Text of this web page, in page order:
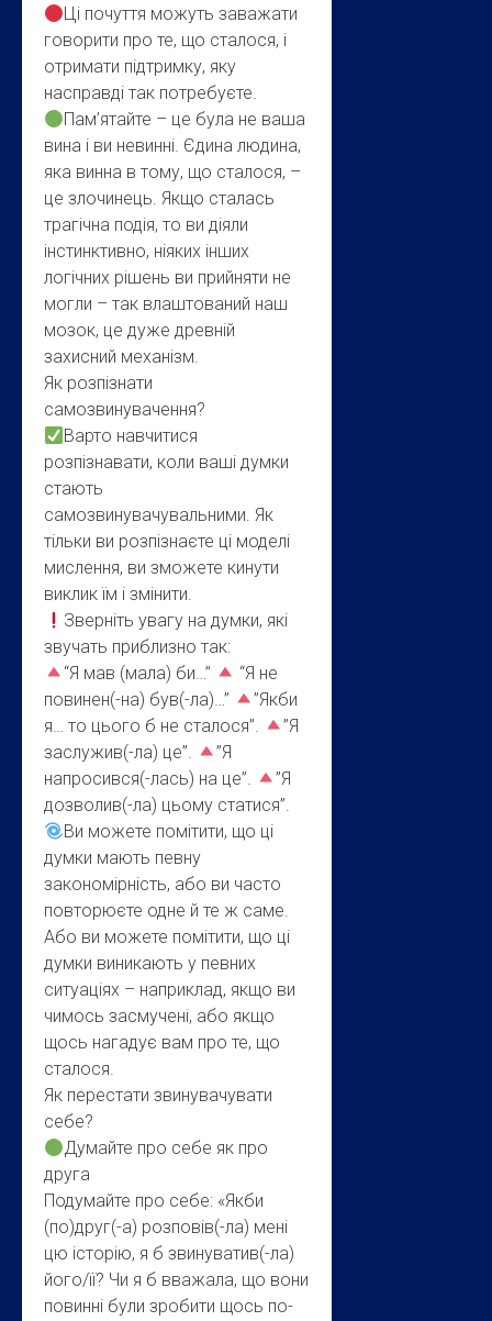
Ці почуття можуть заважати
говорити про те, що сталося, і
отримати підтримку, яку
насправді так потребуєте.
Пам’ятайте – це була не ваша
вина і ви невинні. Єдина людина,
яка винна в тому, що сталося, –
це злочинець. Якщо сталась
трагічна подія, то ви діяли
інстинктивно, ніяких інших
логічних рішень ви прийняти не
могли – так влаштований наш
мозок, це дуже древній
захисний механізм.
Як розпізнати
самозвинувачення?
Варто навчитися
розпізнавати, коли ваші думки
стають
самозвинувачувальними. Як
тільки ви розпізнаєте ці моделі
мислення, ви зможете кинути
виклик їм і змінити.
Зверніть увагу на думки, які
звучать приблизно так:
“Я мав (мала) би…”
“Я не
повинен(-на) був(-ла)…”
”Якби
я… то цього б не сталося”.
”Я
заслужив(-ла) це”.
”Я
напросився(-лась) на це”.
”Я
дозволив(-ла) цьому статися”.
Ви можете помітити, що ці
думки мають певну
закономірність, або ви часто
повторюєте одне й те ж саме.
Або ви можете помітити, що ці
думки виникають у певних
ситуаціях – наприклад, якщо ви
чимось засмучені, або якщо
щось нагадує вам про те, що
сталося.
Як перестати звинувачувати
себе?
Думайте про себе як про
друга
Подумайте про себе: «Якби
(по)друг(-а) розповів(-ла) мені
цю історію, я б звинуватив(-ла)
його/її? Чи я б вважала, що вони
повинні були зробити щось по-